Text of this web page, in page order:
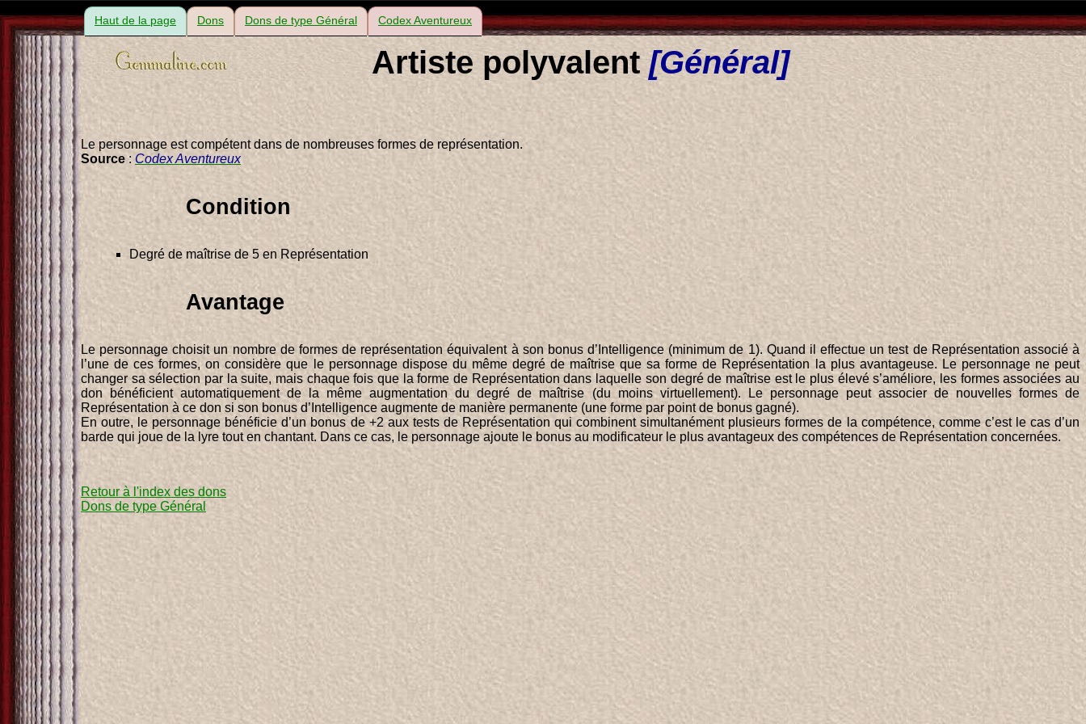
Haut de la page Dons Dons de type Général Codex Aventureux
Artiste polyvalent[Général]
Le personnage est compétent dans de nombreuses formes de représentation.
Source: Codex Aventureux
Condition
Degré de maîtrise de 5 en Représentation
Avantage
Le personnage choisit un nombre de formes de représentation équivalent à son bonus d’Intelligence (minimum de 1). Quand il effectue un test de Représentation associé à
l’une de ces formes, on considère que le personnage dispose du même degré de maîtrise que sa forme de Représentation la plus avantageuse. Le personnage ne peut
changer sa sélection par la suite, mais chaque fois que la forme de Représentation dans laquelle son degré de maîtrise est le plus élevé s’améliore, les formes associées au
don bénéficient automatiquement de la même augmentation du degré de maîtrise (du moins virtuellement). Le personnage peut associer de nouvelles formes de
Représentation à ce don si son bonus d’Intelligence augmente de manière permanente (une forme par point de bonus gagné).
En outre, le personnage bénéficie d’un bonus de +2 aux tests de Représentation qui combinent simultanément plusieurs formes de la compétence, comme c’est le cas d’un
barde qui joue de la lyre tout en chantant. Dans ce cas, le personnage ajoute le bonus au modificateur le plus avantageux des compétences de Représentation concernées.
Retour à l'index des dons
Dons de type Général